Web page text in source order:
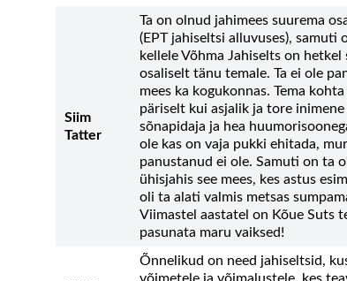
Siim
Tatter
Ta on olnud jahimees suurema
(EPT jahiseltsi alluvuses), samuti
kellele Võhma Jahiselts on
osaliselt tänu temale. Ta ei ole
mees ka kogukonnas. Tema
päriselt kui asjalik ja tore
sõnapidaja ja hea
ole kas on vaja pukki ehitada,
panustanud ei ole. Samuti on ta
ühisjahis see mees, kes astus
oli ta alati valmis metsas
Viimastel aastatel on Kõue Suts
pasunata maru vaiksed!
Õnnelikud on need jahiseltsid,
võimetele ja võimalustele, kes